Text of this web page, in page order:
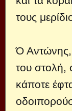
τους
Ό Αντώνης,
του στολή,
κάποτε